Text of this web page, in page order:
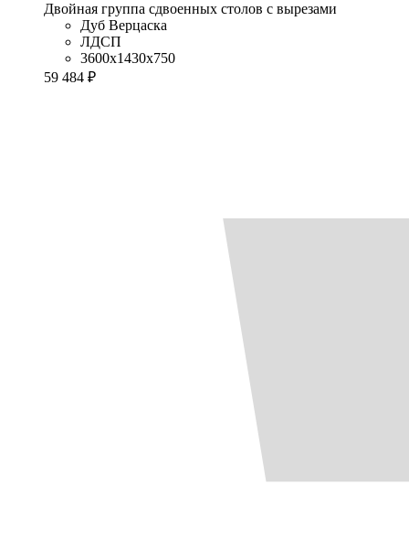
Двойная группа сдвоенных столов с вырезами
Дуб Верцаска
ЛДСП
3600x1430x750
59 484 ₽